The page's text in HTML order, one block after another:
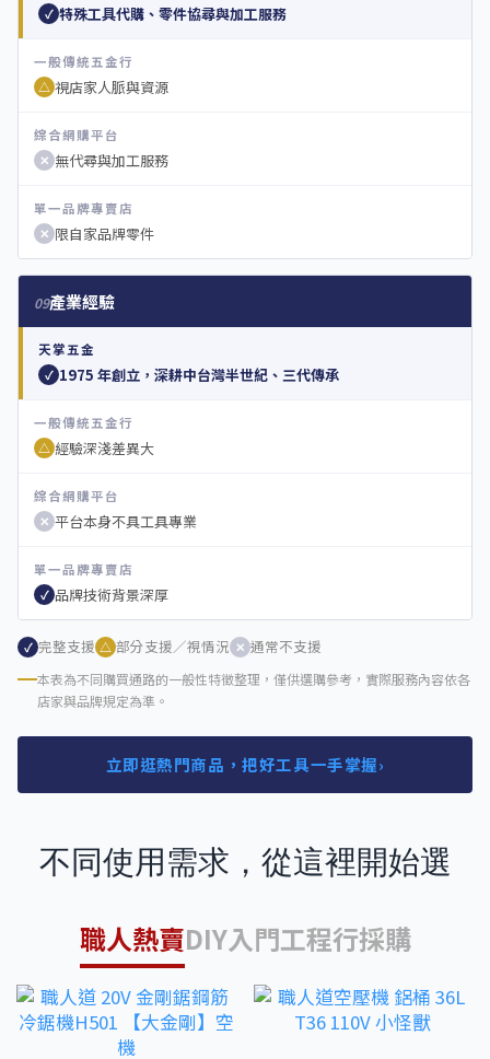
✓ 特殊工具代購、零件協尋與加工服務
一般傳統五金行
△ 視店家人脈與資源
綜合網購平台
✕ 無代尋與加工服務
單一品牌專賣店
✕ 限自家品牌零件
09產業經驗
天掌五金
✓ 1975 年創立，深耕中台灣半世紀、三代傳承
一般傳統五金行
△ 經驗深淺差異大
綜合網購平台
✕ 平台本身不具工具專業
單一品牌專賣店
✓ 品牌技術背景深厚
✓ 完整支援 △ 部分支援／視情況 ✕ 通常不支援
本表為不同購買通路的一般性特徵整理，僅供選購參考，實際服務內容依各
店家與品牌規定為準。
立即逛熱門商品，把好工具一手掌握›
不同使用需求，從這裡開始選
職人熱賣DIY入門工程行採購